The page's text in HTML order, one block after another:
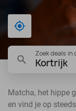
Bij mij in de
Zoek deals in
Kortrijk
Matcha, het hippe
en vind je op